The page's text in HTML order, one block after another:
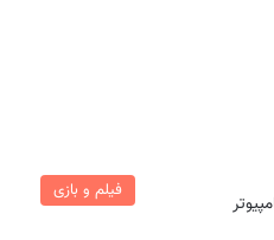
فیلم و بازی